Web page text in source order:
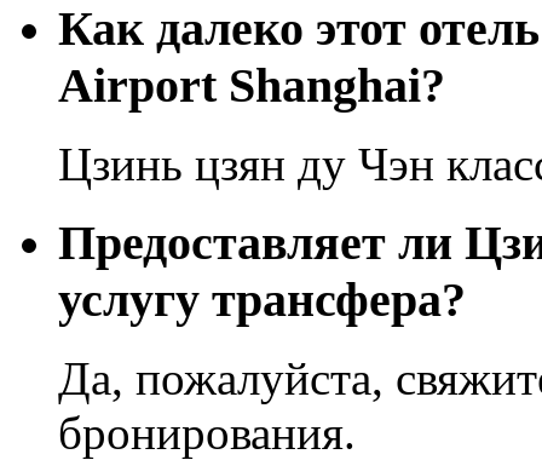
Как далеко этот
Airport Shanghai?
Цзинь цзян ду Чэн
Предоставляет ли
услугу трансфера?
Да, пожалуйста,
бронирования.